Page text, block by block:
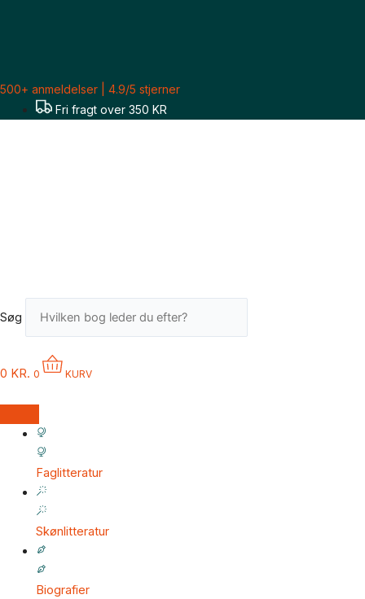
500+ anmeldelser | 4.9/5 stjerner
Fri fragt over 350 KR
Søg
0 KR. 0 KURV
Faglitteratur
Skønlitteratur
Biografier